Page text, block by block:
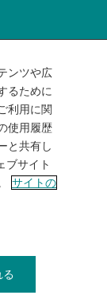
ンツや広
るために
利用に関
使用履歴
と共有し
ブサイト
サイトの
る